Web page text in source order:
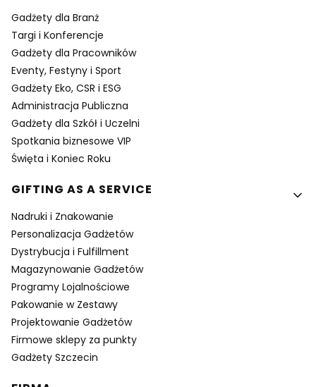
Gadżety dla Branż
Targi i Konferencje
Gadżety dla Pracowników
Eventy, Festyny i Sport
Gadżety Eko, CSR i ESG
Administracja Publiczna
Gadżety dla Szkół i Uczelni
Spotkania biznesowe VIP
Święta i Koniec Roku
GIFTING AS A SERVICE
Nadruki i Znakowanie
Personalizacja Gadżetów
Dystrybucja i Fulfillment
Magazynowanie Gadżetów
Programy Lojalnościowe
Pakowanie w Zestawy
Projektowanie Gadżetów
Firmowe sklepy za punkty
Gadżety Szczecin